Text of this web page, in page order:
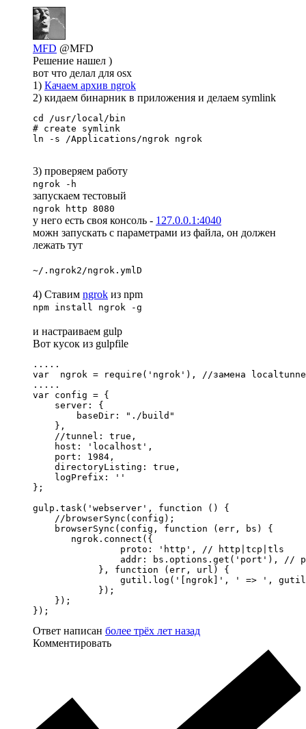
MFD @MFD
Решение нашел )
вот что делал для osx
1) Качаем архив ngrok
2) кидаем бинарник в приложения и делаем symlink
cd /usr/local/bin
# create symlink
ln -s /Applications/ngrok ngrok
3) проверяем работу
ngrok -h
запускаем тестовый
ngrok http 8080
у него есть своя консоль - 127.0.0.1:4040
можн запускать с параметрами из файла, он должен
лежать тут
~/.ngrok2/ngrok.ymlD
4) Ставим ngrok из npm
npm install ngrok -g
и настраиваем gulp
Вот кусок из gulpfile
.....
var  ngrok = require('ngrok'), //замена
.....
var config = {
    server: {
        baseDir: "./build"
    },
    //tunnel: true,
    host: 'localhost',
    port: 1984,
    directoryListing: true,
    logPrefix: ''
};
gulp.task('webserver', function () {
    //browserSync(config);
    browserSync(config, function (err, bs) {
       ngrok.connect({
                proto: 'http', // http|tcp|tls
addr: bs.options.get('port'), //
            }, function (err, url) {
gutil.log('[ngrok]', ' => ',
            });
    });
});
Ответ написан более трёх лет назад
Комментировать